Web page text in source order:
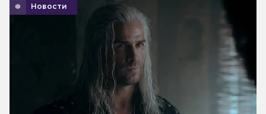
Новости